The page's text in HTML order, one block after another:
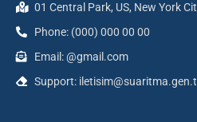
01 Central Park, US, New York
Phone: (000) 000 00 00
Email: @gmail.com
Support: